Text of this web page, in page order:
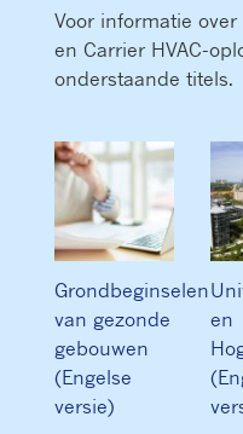
Voor informatie
en Carrier HVAC-
onderstaande titels.
Grondbeginselen
van gezonde
gebouwen
(Engelse
versie)
en